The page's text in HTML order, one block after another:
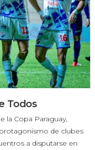
Todos
la Copa Paraguay,
de clubes
a disputarse en